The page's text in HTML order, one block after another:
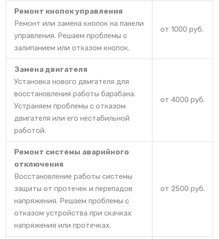
Ремонт кнопок управления
Ремонт или замена кнопок на панели
управления. Решаем проблемы с
залипанием или отказом кнопок.
от 1000 руб.
Замена двигателя
Установка нового двигателя для
восстановления работы барабана.
Устраняем проблемы с отказом
двигателя или его нестабильной
работой.
от 4000 руб.
Ремонт системы аварийного
отключения
Восстановление работы системы
защиты от протечек и перепадов
напряжения. Решаем проблемы с
отказом устройства при скачках
напряжения или протечках.
от 2500 руб.